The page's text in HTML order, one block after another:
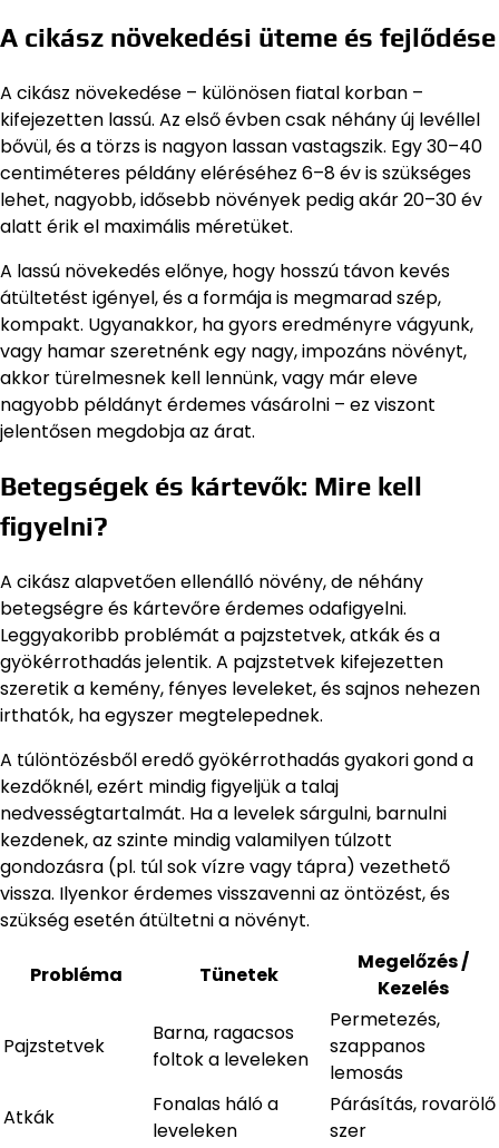
A cikász növekedési üteme és fejlődése
A cikász növekedése – különösen fiatal korban –
kifejezetten lassú. Az első évben csak néhány új levéllel
bővül, és a törzs is nagyon lassan vastagszik. Egy 30–40
centiméteres példány eléréséhez 6–8 év is szükséges
lehet, nagyobb, idősebb növények pedig akár 20–30 év
alatt érik el maximális méretüket.
A lassú növekedés előnye, hogy hosszú távon kevés
átültetést igényel, és a formája is megmarad szép,
kompakt. Ugyanakkor, ha gyors eredményre vágyunk,
vagy hamar szeretnénk egy nagy, impozáns növényt,
akkor türelmesnek kell lennünk, vagy már eleve
nagyobb példányt érdemes vásárolni – ez viszont
jelentősen megdobja az árat.
Betegségek és kártevők: Mire kell
figyelni?
A cikász alapvetően ellenálló növény, de néhány
betegségre és kártevőre érdemes odafigyelni.
Leggyakoribb problémát a pajzstetvek, atkák és a
gyökérrothadás jelentik. A pajzstetvek kifejezetten
szeretik a kemény, fényes leveleket, és sajnos nehezen
irthatók, ha egyszer megtelepednek.
A túlöntözésből eredő gyökérrothadás gyakori gond a
kezdőknél, ezért mindig figyeljük a talaj
nedvességtartalmát. Ha a levelek sárgulni, barnulni
kezdenek, az szinte mindig valamilyen túlzott
gondozásra (pl. túl sok vízre vagy tápra) vezethető
vissza. Ilyenkor érdemes visszavenni az öntözést, és
szükség esetén átültetni a növényt.
Probléma Tünetek
Megelőzés /
Kezelés
Pajzstetvek
Barna, ragacsos
foltok a leveleken
Permetezés,
szappanos
lemosás
Atkák
Fonalas háló a
leveleken
Párásítás, rovarölő
szer